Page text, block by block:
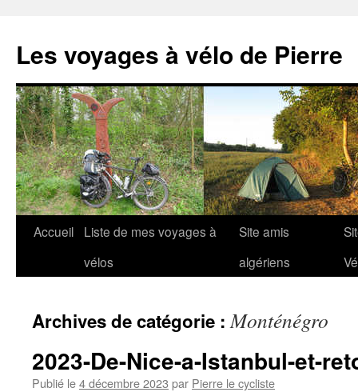
contenu
Les voyages à vélo de Pierre
Accueil
Liste de mes voyages à
vélos
Site amis
algériens
Archives de catégorie :Monténégro
2023-De-Nice-a-Istanbul-et-
Publié le4 décembre 2023 par Pierre le cycliste